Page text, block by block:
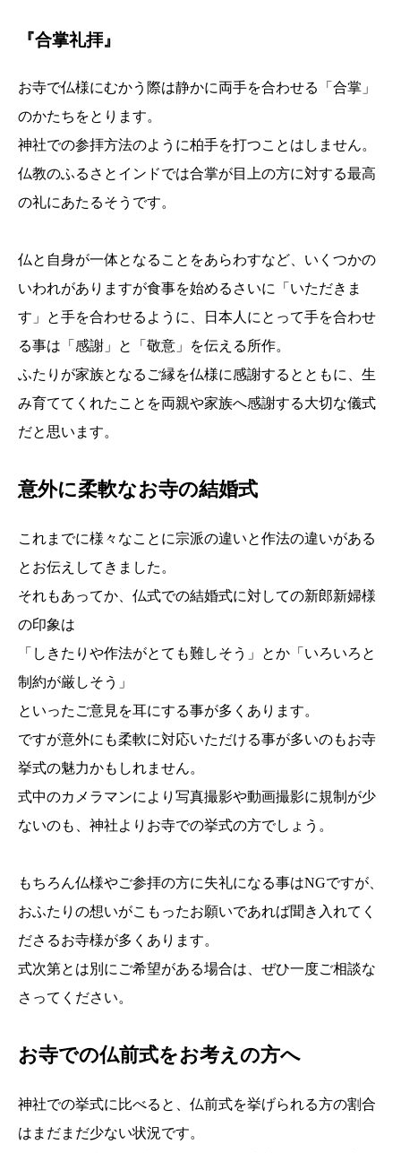
『合掌礼拝』
お寺で仏様にむかう際は静かに両手を合わせる「合掌」
のかたちをとります。
神社での参拝方法のように柏手を打つことはしません。
仏教のふるさとインドでは合掌が目上の方に対する最高
の礼にあたるそうです。
仏と自身が一体となることをあらわすなど、いくつかの
いわれがありますが食事を始めるさいに「いただきま
す」と手を合わせるように、日本人にとって手を合わせ
る事は「感謝」と「敬意」を伝える所作。
ふたりが家族となるご縁を仏様に感謝するとともに、生
み育ててくれたことを両親や家族へ感謝する大切な儀式
だと思います。
意外に柔軟なお寺の結婚式
これまでに様々なことに宗派の違いと作法の違いがある
とお伝えしてきました。
それもあってか、仏式での結婚式に対しての新郎新婦様
の印象は
「しきたりや作法がとても難しそう」とか「いろいろと
制約が厳しそう」
といったご意見を耳にする事が多くあります。
ですが意外にも柔軟に対応いただける事が多いのもお寺
挙式の魅力かもしれません。
式中のカメラマンにより写真撮影や動画撮影に規制が少
ないのも、神社よりお寺での挙式の方でしょう。
もちろん仏様やご参拝の方に失礼になる事はNGですが、
おふたりの想いがこもったお願いであれば聞き入れてく
ださるお寺様が多くあります。
式次第とは別にご希望がある場合は、ぜひ一度ご相談な
さってください。
お寺での仏前式をお考えの方へ
神社での挙式に比べると、仏前式を挙げられる方の割合
はまだまだ少ない状況です。